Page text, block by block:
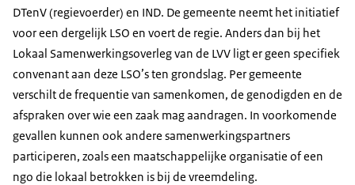
DTenV (regievoerder) en IND. De gemeente neemt het initiatief
voor een dergelijk LSO en voert de regie. Anders dan bij het
Lokaal Samenwerkingsoverleg van de LVV ligt er geen specifiek
convenant aan deze LSO’s ten grondslag. Per gemeente
verschilt de frequentie van samenkomen, de genodigden en de
afspraken over wie een zaak mag aandragen. In voorkomende
gevallen kunnen ook andere samenwerkingspartners
participeren, zoals een maatschappelijke organisatie of een
ngo die lokaal betrokken is bij de vreemdeling.